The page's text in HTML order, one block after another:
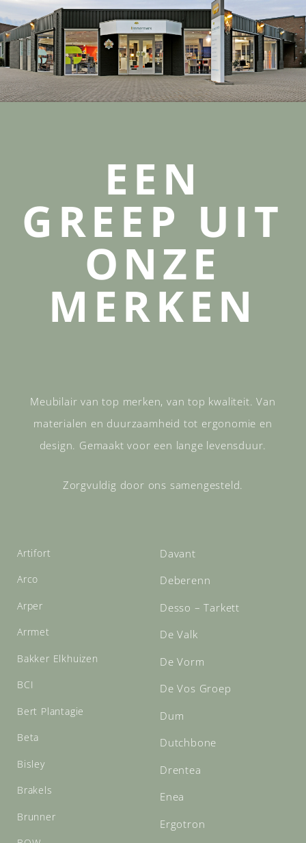
EEN
GREEP UIT
ONZE
MERKEN
Meubilair van top merken, van top kwaliteit. Van
materialen en duurzaamheid tot ergonomie en
design. Gemaakt voor een lange levensduur.
Zorgvuldig door ons samengesteld.
Artifort
Arco
Arper
Arrmet
Bakker Elkhuizen
BCI
Bert Plantagie
Beta
Bisley
Brakels
Brunner
Davant
Deberenn
Desso – Tarkett
De Valk
De Vorm
De Vos Groep
Dum
Dutchbone
Drentea
Enea
Ergotron